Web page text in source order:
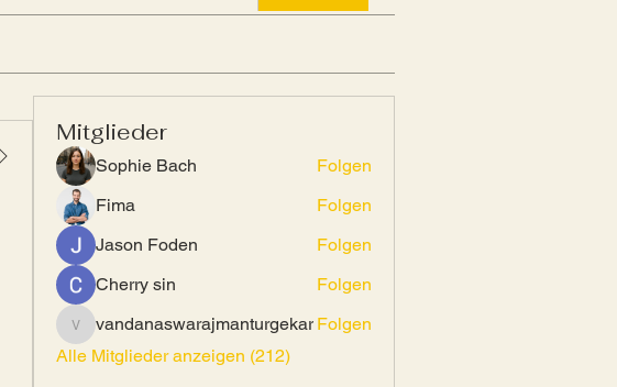
Mitglieder
Sophie Bach
Folgen
Fima
Folgen
Jason Foden
Folgen
Cherry sin
Folgen
vandanaswarajmanturgekar
vandanaswarajmanturgekar Folgen
Alle Mitglieder anzeigen (212)